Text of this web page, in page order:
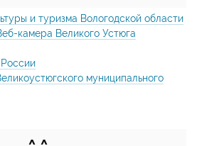
и туризма Вологодской области
камера Великого Устюга
России
муниципального